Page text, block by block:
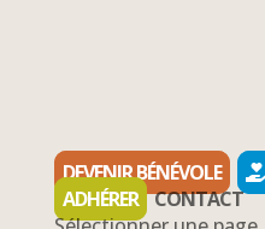
DEVENIR BÉNÉVOLE
ADHÉRER CONTACT